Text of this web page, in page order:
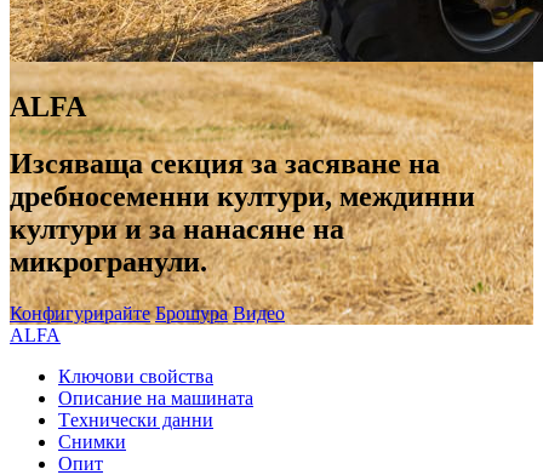
ALFA
Изсяваща секция за засяване на
дребносеменни култури, междинни
култури и за нанасяне на
микрогранули.
Конфигурирайте Брошура Видео
ALFA
Ключови свойства
Описание на машината
Tехнически данни
Снимки
Опит